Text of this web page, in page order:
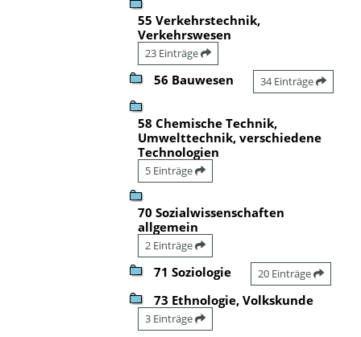
55 Verkehrstechnik,
Verkehrswesen
23 Einträge
56 Bauwesen 34 Einträge
58 Chemische Technik,
Umwelttechnik, verschiedene
Technologien
5 Einträge
70 Sozialwissenschaften
allgemein
2 Einträge
71 Soziologie 20 Einträge
73 Ethnologie, Volkskunde
3 Einträge